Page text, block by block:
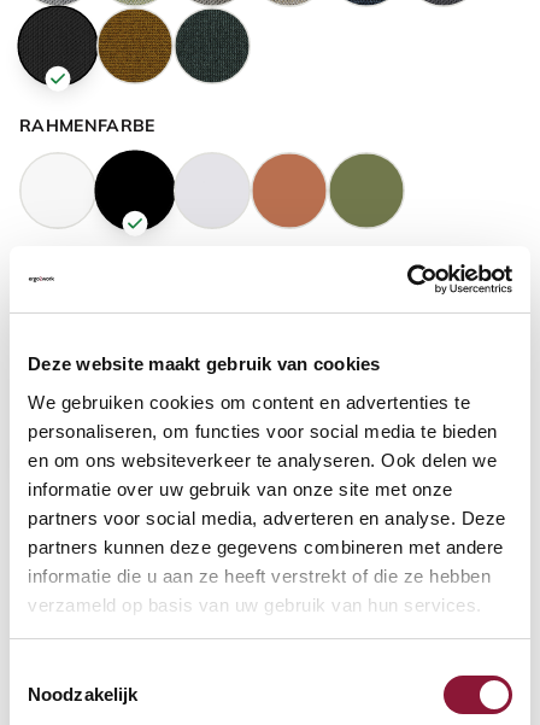
Deze website maakt gebruik van cookies
We gebruiken cookies om content en advertenties te
personaliseren, om functies voor social media te bieden
en om ons websiteverkeer te analyseren. Ook delen we
informatie over uw gebruik van onze site met onze
partners voor social media, adverteren en analyse. Deze
partners kunnen deze gegevens combineren met andere
informatie die u aan ze heeft verstrekt of die ze hebben
verzameld op basis van uw gebruik van hun services.
Noodzakelijk
RAHMENFARBE
FUSSRING ?
FUSSRING AUS POLIERTEM ALUMINIUM